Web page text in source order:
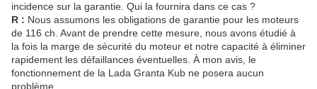
incidence sur la garantie. Qui la fournira dans ce cas ?
R : Nous assumons les obligations de garantie pour les moteurs
de 116 ch. Avant de prendre cette mesure, nous avons étudié à
la fois la marge de sécurité du moteur et notre capacité à éliminer
rapidement les défaillances éventuelles. À mon avis, le
fonctionnement de la Lada Granta Kub ne posera aucun
problème.